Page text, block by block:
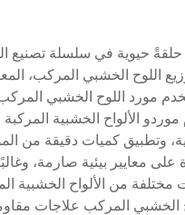
حلقةً حيوية في سلسلة
اللوح الخشبي المركب،
مورد اللوح الخشبي
الألواح الخشبية
وتطبيق كميات دقيقة
على معايير بيئية صارمة،
مختلفة من الألواح الخشبية
الخشبي المركب علاجات